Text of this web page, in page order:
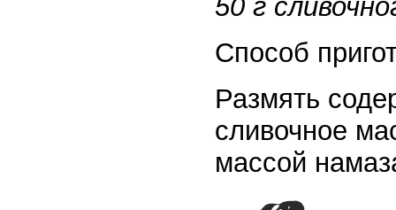
50 г
Способ
Размять
сливочное
массой